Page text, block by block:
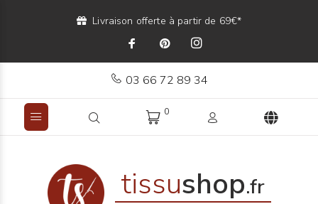
Livraison offerte à partir de 69€*
03 66 72 89 34
0
tissushop.fr